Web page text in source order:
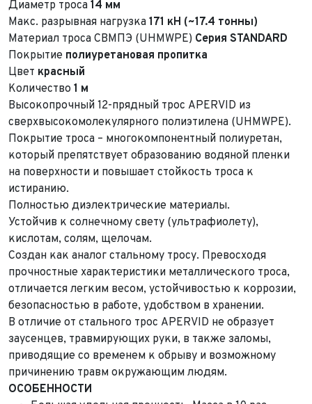
Диаметр троса 14 мм
Макс. разрывная нагрузка 171 кН (~17.4 тонны)
Материал троса СВМПЭ (UHMWPE) Серия STANDARD
Покрытие полиуретановая пропитка
Цвет красный
Количество 1 м
Высокопрочный 12-прядный трос APERVID из
сверхвысокомолекулярного полиэтилена (UHMWPE).
Покрытие троса – многокомпонентный полиуретан,
который препятствует образованию водяной пленки
на поверхности и повышает стойкость троса к
истиранию.
Полностью диэлектрические материалы.
Устойчив к солнечному свету (ультрафиолету),
кислотам, солям, щелочам.
Создан как аналог стальному тросу. Превосходя
прочностные характеристики металлического троса,
отличается легким весом, устойчивостью к коррозии,
безопасностью в работе, удобством в хранении.
В отличие от стального трос APERVID не образует
заусенцев, травмирующих руки, в также заломы,
приводящие со временем к обрыву и возможному
причинению травм окружающим людям.
ОСОБЕННОСТИ